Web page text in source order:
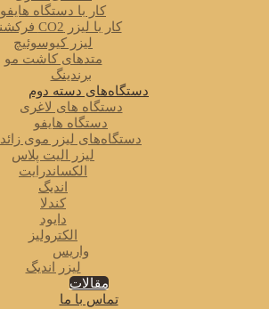
کار با دستگاه هایفو
کار با لیزر CO2 فرکشنال
لیزر کیوسوئیچ
متدهای کاشت مو
برندینگ
دستگاه‌های دسته دوم
دستگاه های لاغری
دستگاه هایفو
دستگاه‌های لیزر موی زائد
لیزر الیت پلاس
الکساندرایت
اندیگ
کندلا
دایود
الکترولیز
واریس
لیزر اندیگ
مقالات
تماس با ما